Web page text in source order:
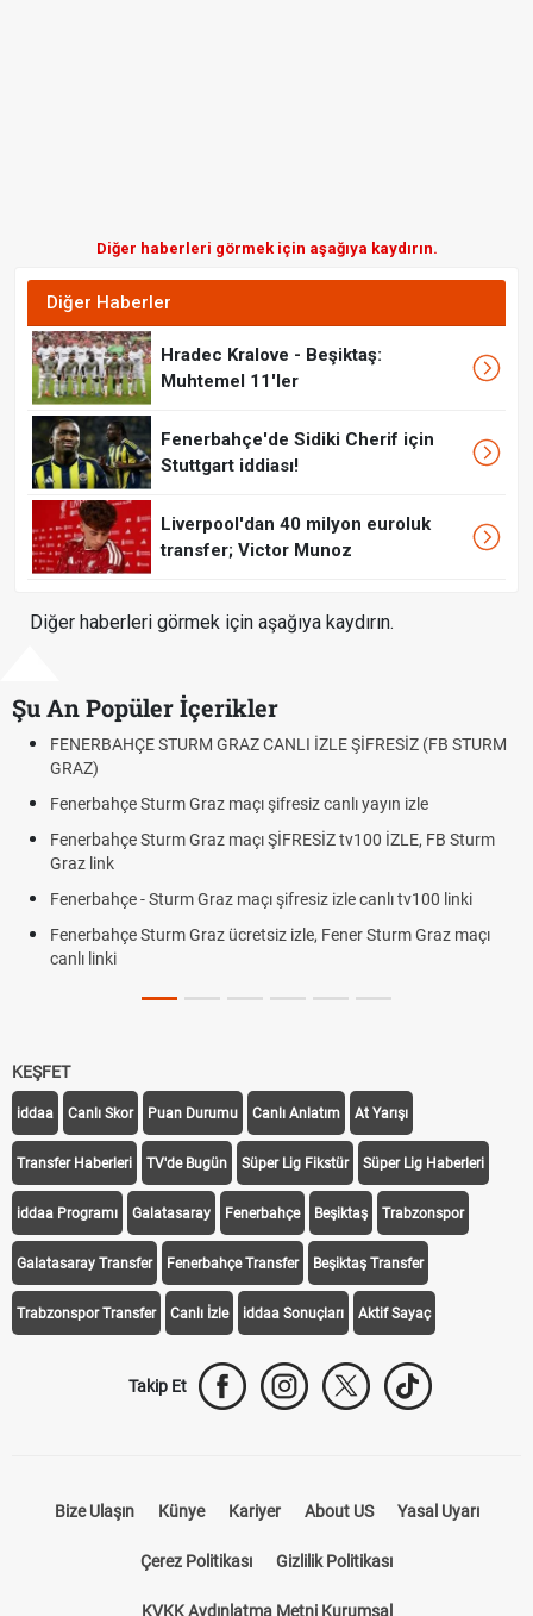
Diğer haberleri görmek için aşağıya kaydırın.
Diğer Haberler
Hradec Kralove - Beşiktaş:
Muhtemel 11'ler
Fenerbahçe'de Sidiki Cherif için
Stuttgart iddiası!
Liverpool'dan 40 milyon euroluk
transfer; Victor Munoz
Diğer haberleri görmek için aşağıya kaydırın.
Şu An Popüler İçerikler
ŞİFRESİZ (FB STURM
yayın izle
tv100 İZLE, FB Sturm
canlı tv100 linki
Sturm Graz maçı
Fındık Fiyatı Açıklandı mı? 2026 TMO
Altın Yükselecek mi, Yükselir mi? Altın
Beklentiler
Rövanşı Saat Kaçta, Hangi Kanalda?
Off Tarihi Belli Oldu
KEŞFET
iddaa Canlı Skor Puan Durumu Canlı Anlatım At Yarışı
Transfer Haberleri TV'de Bugün Süper Lig Fikstür Süper Lig Haberleri
iddaa Programı Galatasaray Fenerbahçe Beşiktaş Trabzonspor
Galatasaray Transfer Fenerbahçe Transfer Beşiktaş Transfer
Canlı İzle iddaa Sonuçları Aktif Sayaç
Künye Kariyer About US
Çerez Politikası Gizlilik Politikası